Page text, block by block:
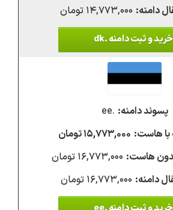
۱۴,۷۷۳,۰۰۰ تومان
خرید و ثبت دامنه .dk
.ee
۱۵,۷۷۳,۰۰۰ تومان
۱۶,۷۷۳,۰۰۰ تومان
۱۶,۷۷۳,۰۰۰ تومان